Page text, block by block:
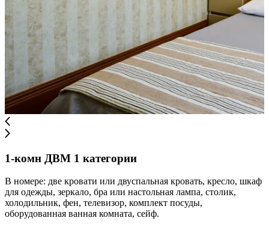
1-комн ДВМ 1 категории
В номере: две кровати или двуспальная кровать, кресло, шкаф
для одежды, зеркало, бра или настольная лампа, столик,
холодильник, фен, телевизор, комплект посуды,
оборудованная ванная комната, сейф.